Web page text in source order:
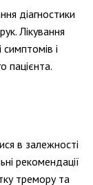
діагностики
Лікування
і
пацієнта.
в залежності
рекомендації
тремору та